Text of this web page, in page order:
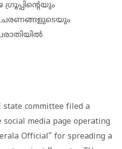
ഗ്രൂപ്പിന്റെയും
പ്രചരണങ്ങളുടെയും
state committee filed a
media page operating
Official” for spreading a